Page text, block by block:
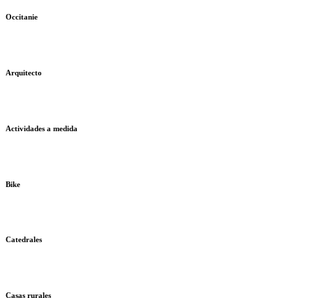
Occitanie
Arquitecto
Actividades a medida
Bike
Catedrales
Casas rurales